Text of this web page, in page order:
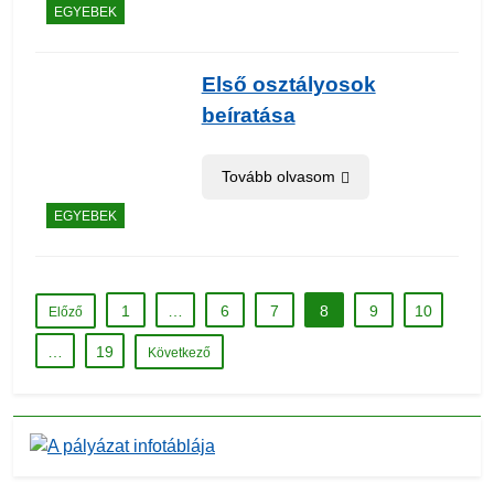
EGYEBEK
EGYEBEK
Első osztályosok
beíratása
Tovább olvasom
Előző 1 6 7 8 9 10
19 Következő